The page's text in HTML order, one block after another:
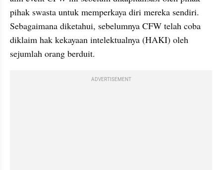
pihak swasta untuk memperkaya diri mereka sendiri.
Sebagaimana diketahui, sebelumnya CFW telah coba
diklaim hak kekayaan intelektualnya (HAKI) oleh
sejumlah orang berduit.
ADVERTISEMENT